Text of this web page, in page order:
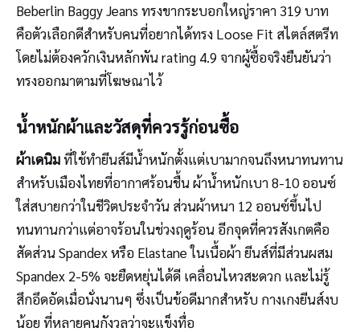
Beberlin Baggy Jeans ทรงขากระบอกใหญ่ราคา 319 บาท
คือตัวเลือกดีสำหรับคนที่อยากได้ทรง Loose Fit สไตล์สตรีท
โดยไม่ต้องควักเงินหลักพัน rating 4.9 จากผู้ซื้อจริงยืนยันว่า
ทรงออกมาตามที่โฆษณาไว้
น้ำหนักผ้าและวัสดุที่ควรรู้ก่อนซื้อ
ผ้าเดนิมที่ใช้ทำยีนส์มีน้ำหนักตั้งแต่เบามากจนถึงหนาทนทาน
สำหรับเมืองไทยที่อากาศร้อนชื้น ผ้าน้ำหนักเบา 8-10 ออนซ์
ใส่สบายกว่าในชีวิตประจำวัน ส่วนผ้าหนา 12 ออนซ์ขึ้นไป
ทนทานกว่าแต่อาจร้อนในช่วงฤดูร้อน อีกจุดที่ควรสังเกตคือ
สัดส่วน Spandex หรือ Elastane ในเนื้อผ้า ยีนส์ที่มีส่วนผสม
Spandex 2-5% จะยืดหยุ่นได้ดี เคลื่อนไหวสะดวก และไม่รู้
สึกอึดอัดเมื่อนั่งนานๆ ซึ่งเป็นข้อดีมากสำหรับ กางเกงยีนส์งบ
น้อย ที่หลายคนกังวลว่าจะแข็งทื่อ